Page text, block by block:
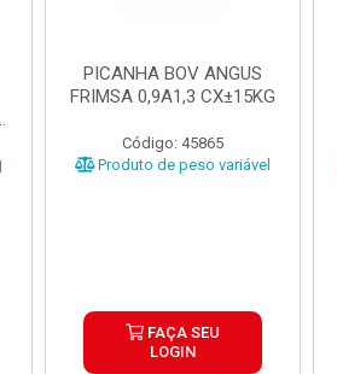
PICANHA BOV ANGUS
FRIMSA 0,9A1,3 CX±15KG
Código: 45865
Produto de peso variável
FAÇA SEU
LOGIN